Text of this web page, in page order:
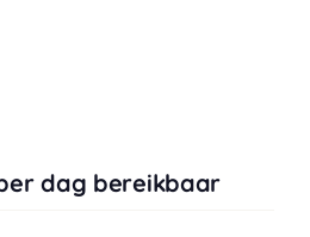
dag bereikbaar